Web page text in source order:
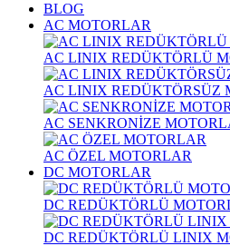
BLOG
AC MOTORLAR
AC LINIX REDÜKTÖRLÜ
AC LINIX REDÜKTÖRSÜZ
AC SENKRONİZE
AC ÖZEL MOTORLAR
DC MOTORLAR
DC REDÜKTÖRLÜ
DC REDÜKTÖRLÜ LINIX